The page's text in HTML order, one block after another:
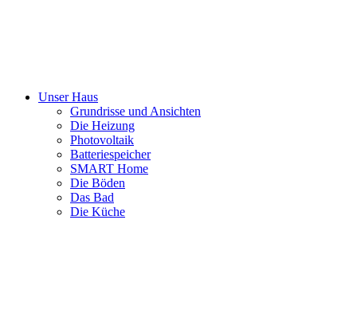
Unser Haus
Grundrisse und Ansichten
Die Heizung
Photovoltaik
Batteriespeicher
SMART Home
Die Böden
Das Bad
Die Küche